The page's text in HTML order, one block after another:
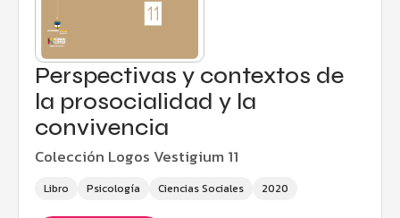
Perspectivas y contextos de
la prosocialidad y la
convivencia
Colección Logos Vestigium 11
Libro Psicología Ciencias Sociales 2020